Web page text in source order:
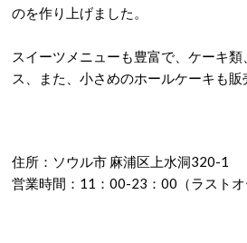
のを作り上げました。
スイーツメニューも豊富で、ケーキ
ス、また、小さめのホールケーキも販
住所：ソウル市 麻浦区上水洞320-1
営業時間：11：00-23：00（ラストオ